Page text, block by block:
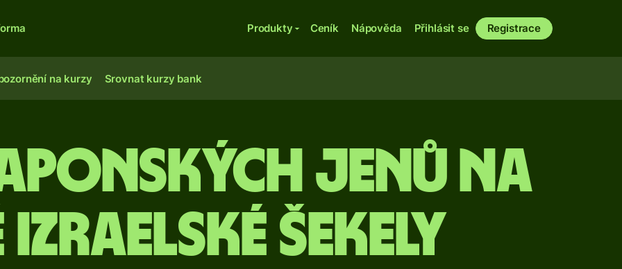
Produkty Ceník Nápověda Přihlásit se Registrace
na kurzy Srovnat kurzy bank
jenů na
šekely